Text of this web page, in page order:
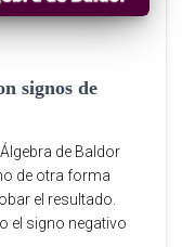
signos de
de Baldor
de otra forma
el resultado.
el signo negativo